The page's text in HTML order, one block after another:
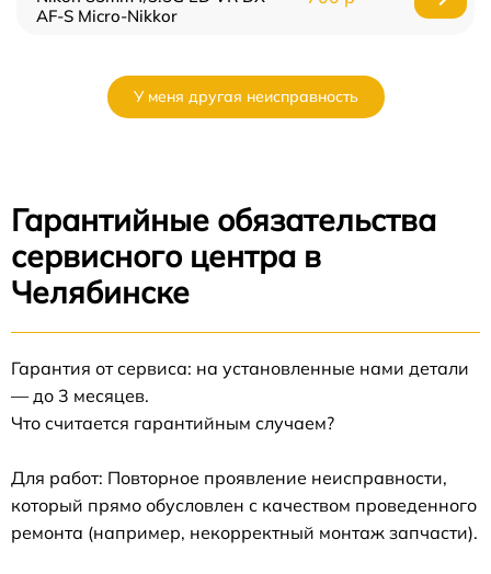
AF-S Micro-Nikkor
У меня другая неисправность
Гарантийные обязательства
сервисного центра в
Челябинске
Гарантия от сервиса: на установленные нами детали
— до 3 месяцев.
Что считается гарантийным случаем?
Для работ: Повторное проявление неисправности,
который прямо обусловлен с качеством проведенного
ремонта (например, некорректный монтаж запчасти).